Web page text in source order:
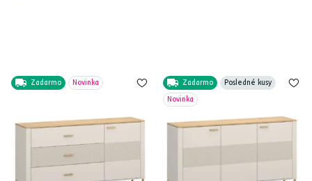
Zadarmo Novinka Zadarmo
Posledné kusy
Novinka